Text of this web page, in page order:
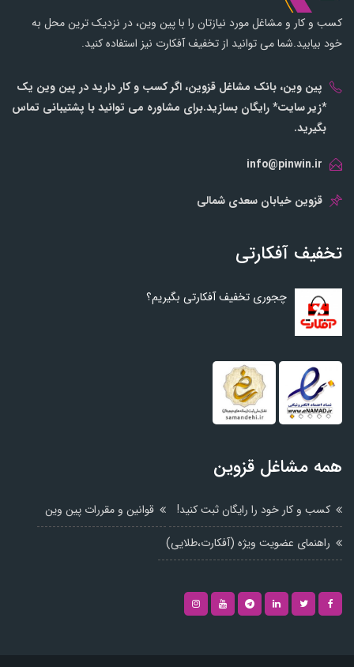
کسب و کار و مشاغل مورد نیازتان را با پین وین، در نزدیک ترین محل به
خود بیابید.شما می توانید از تخفیف آفکارت نیز استفاده کنید.
پین وین، بانک مشاغل قزوین، اگر کسب و کار دارید در پین وین یک
*زیر سایت* رایگان بسازید.برای مشاوره می توانید با پشتیبانی تماس
بگیرید.
info@pinwin.ir
قزوین خیابان سعدی شمالی
تخفیف آفکارتی
چجوری تخفیف آفکارتی بگیریم؟
همه مشاغل قزوین
کسب و کار خود را رایگان ثبت کنید!
قوانین و مقررات پین وین
راهنمای عضویت ویژه (آفکارت،طلایی)